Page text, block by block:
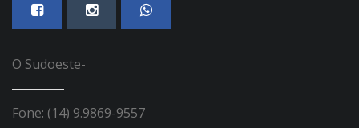
O Sudoeste-
Fone: (14) 9.9869-9557